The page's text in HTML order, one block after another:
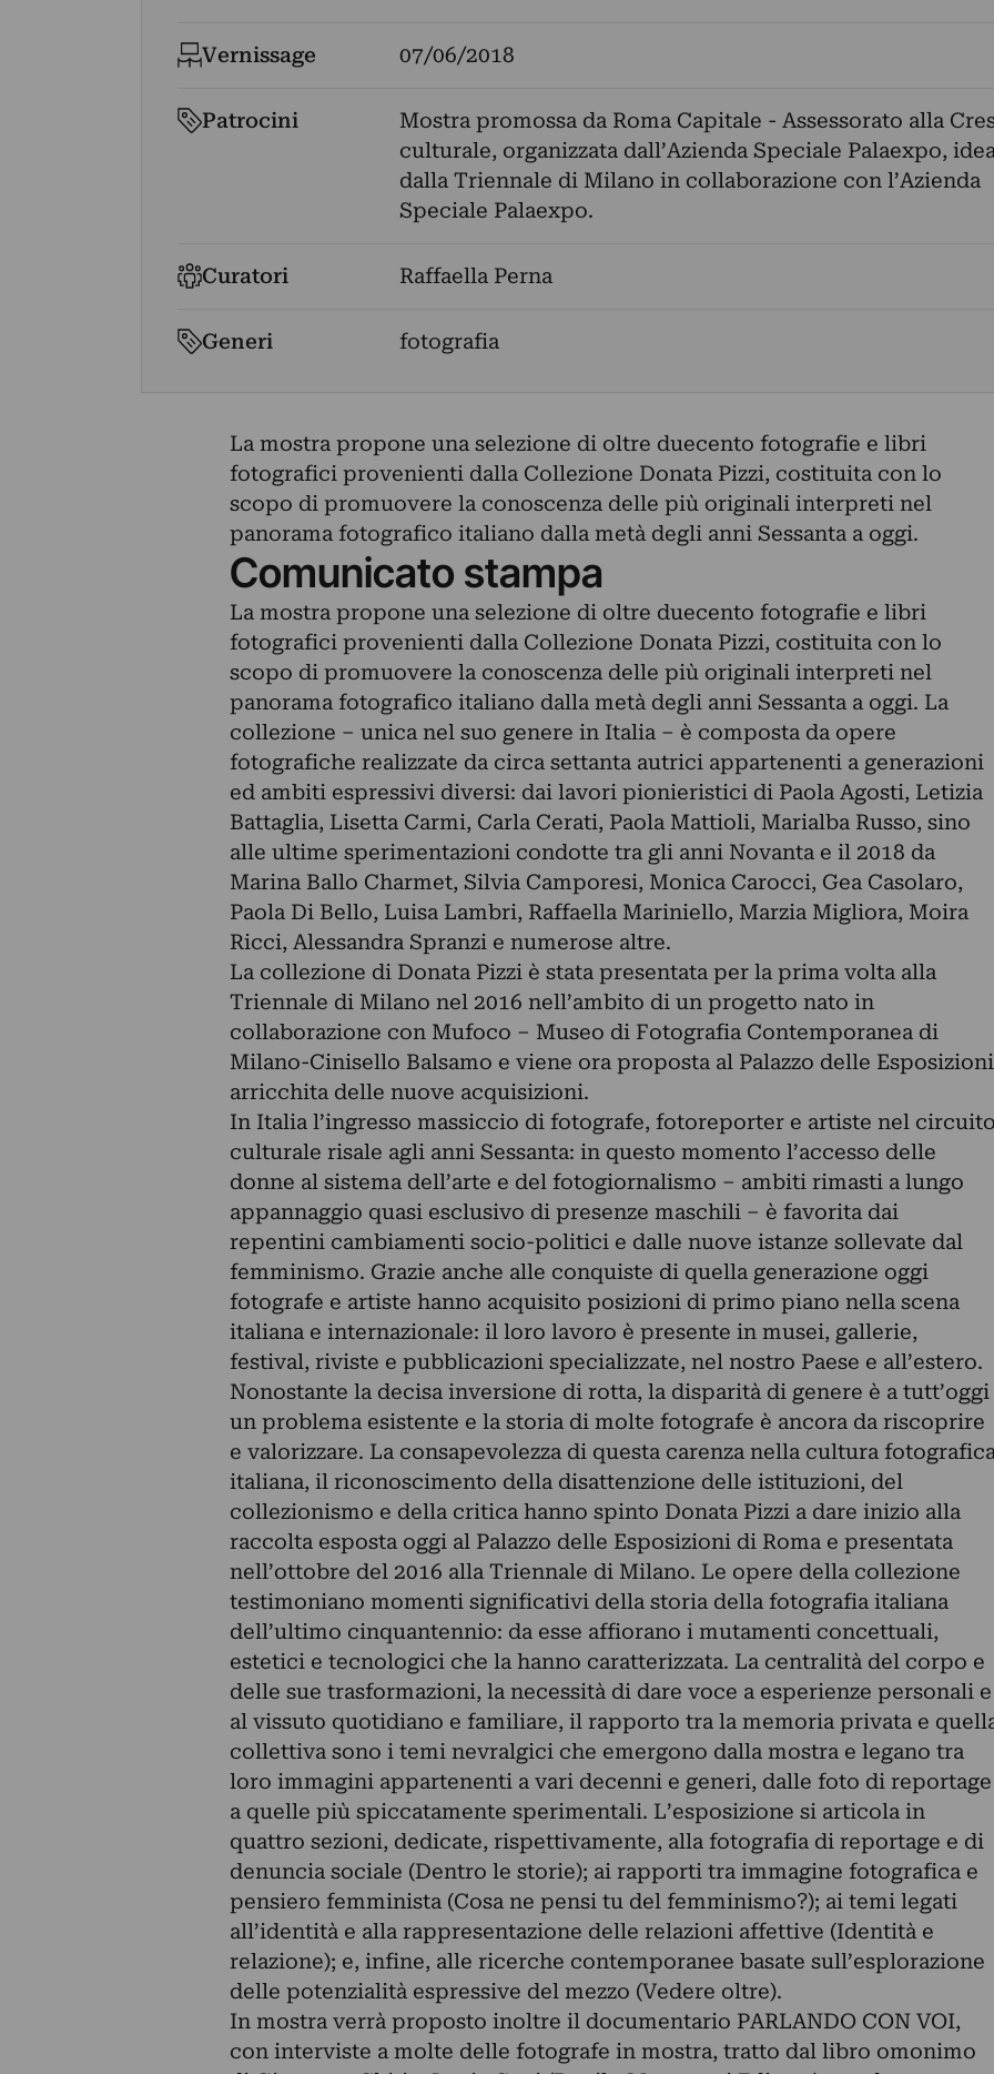
Vernissage 07/06/2018
Patrocini
Mostra promossa da Roma Capitale - Assessorato alla
culturale, organizzata dall’Azienda Speciale Palaexpo,
dalla Triennale di Milano in collaborazione con l’Azienda
Speciale Palaexpo.
Curatori Raffaella Perna
Generi fotografia
La mostra propone una selezione di oltre duecento fotografie e libri
fotografici provenienti dalla Collezione Donata Pizzi, costituita con lo
scopo di promuovere la conoscenza delle più originali interpreti nel
panorama fotografico italiano dalla metà degli anni Sessanta a oggi.
Comunicato stampa
La mostra propone una selezione di oltre duecento fotografie e libri
fotografici provenienti dalla Collezione Donata Pizzi, costituita con lo
scopo di promuovere la conoscenza delle più originali interpreti nel
panorama fotografico italiano dalla metà degli anni Sessanta a oggi. La
collezione – unica nel suo genere in Italia – è composta da opere
fotografiche realizzate da circa settanta autrici appartenenti a generazioni
ed ambiti espressivi diversi: dai lavori pionieristici di Paola Agosti, Letizia
Battaglia, Lisetta Carmi, Carla Cerati, Paola Mattioli, Marialba Russo, sino
alle ultime sperimentazioni condotte tra gli anni Novanta e il 2018 da
Marina Ballo Charmet, Silvia Camporesi, Monica Carocci, Gea Casolaro,
Paola Di Bello, Luisa Lambri, Raffaella Mariniello, Marzia Migliora, Moira
Ricci, Alessandra Spranzi e numerose altre.
La collezione di Donata Pizzi è stata presentata per la prima volta alla
Triennale di Milano nel 2016 nell’ambito di un progetto nato in
collaborazione con Mufoco – Museo di Fotografia Contemporanea di
Milano-Cinisello Balsamo e viene ora proposta al Palazzo delle Esposizioni
arricchita delle nuove acquisizioni.
In Italia l’ingresso massiccio di fotografe, fotoreporter e artiste nel
culturale risale agli anni Sessanta: in questo momento l’accesso delle
donne al sistema dell’arte e del fotogiornalismo – ambiti rimasti a lungo
appannaggio quasi esclusivo di presenze maschili – è favorita dai
repentini cambiamenti socio-politici e dalle nuove istanze sollevate dal
femminismo. Grazie anche alle conquiste di quella generazione oggi
fotografe e artiste hanno acquisito posizioni di primo piano nella scena
italiana e internazionale: il loro lavoro è presente in musei, gallerie,
festival, riviste e pubblicazioni specializzate, nel nostro Paese e all’estero.
Nonostante la decisa inversione di rotta, la disparità di genere è a tutt’oggi
un problema esistente e la storia di molte fotografe è ancora da riscoprire
e valorizzare. La consapevolezza di questa carenza nella cultura
italiana, il riconoscimento della disattenzione delle istituzioni, del
collezionismo e della critica hanno spinto Donata Pizzi a dare inizio alla
raccolta esposta oggi al Palazzo delle Esposizioni di Roma e presentata
nell’ottobre del 2016 alla Triennale di Milano. Le opere della collezione
testimoniano momenti significativi della storia della fotografia italiana
dell’ultimo cinquantennio: da esse affiorano i mutamenti concettuali,
estetici e tecnologici che la hanno caratterizzata. La centralità del corpo e
delle sue trasformazioni, la necessità di dare voce a esperienze personali e
al vissuto quotidiano e familiare, il rapporto tra la memoria privata e
collettiva sono i temi nevralgici che emergono dalla mostra e legano tra
loro immagini appartenenti a vari decenni e generi, dalle foto di reportage
a quelle più spiccatamente sperimentali. L’esposizione si articola in
quattro sezioni, dedicate, rispettivamente, alla fotografia di reportage e di
denuncia sociale (Dentro le storie); ai rapporti tra immagine fotografica e
pensiero femminista (Cosa ne pensi tu del femminismo?); ai temi legati
all’identità e alla rappresentazione delle relazioni affettive (Identità e
relazione); e, infine, alle ricerche contemporanee basate sull’esplorazione
delle potenzialità espressive del mezzo (Vedere oltre).
In mostra verrà proposto inoltre il documentario PARLANDO CON VOI,
con interviste a molte delle fotografe in mostra, tratto dal libro omonimo